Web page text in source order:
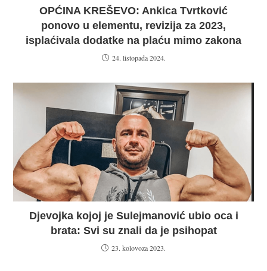
OPĆINA KREŠEVO: Ankica Tvrtković
ponovo u elementu, revizija za 2023,
isplaćivala dodatke na plaću mimo zakona
24. listopada 2024.
Djevojka kojoj je Sulejmanović ubio oca i
brata: Svi su znali da je psihopat
23. kolovoza 2023.